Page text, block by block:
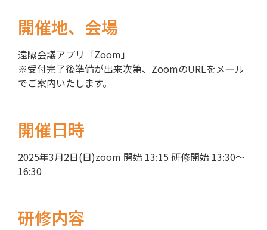
開催地、会場
遠隔会議アプリ「Zoom」
※受付完了後準備が出来次第、ZoomのURLをメール
でご案内いたします。
開催日時
2025年3月2日(日)zoom 開始 13:15 研修開始 13:30～
16:30
研修内容